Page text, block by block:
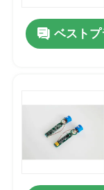
ベストプ